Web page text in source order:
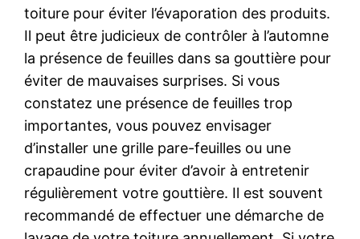
toiture pour éviter l’évaporation des produits.
Il peut être judicieux de contrôler à l’automne
la présence de feuilles dans sa gouttière pour
éviter de mauvaises surprises. Si vous
constatez une présence de feuilles trop
importantes, vous pouvez envisager
d’installer une grille pare-feuilles ou une
crapaudine pour éviter d’avoir à entretenir
régulièrement votre gouttière. Il est souvent
recommandé de effectuer une démarche de